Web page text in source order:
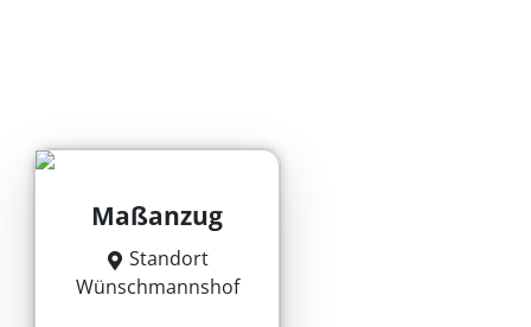
Maßanzug
Standort
Wünschmannshof